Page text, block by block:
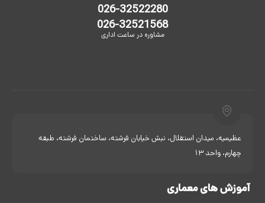
026-32522280
026-32521568
مشاوره در ساعت اداری
عظیمیه، میدان استقلال، نبش خیابان فرشته، ساختمان فرشته، طبقه
چهارم، واحد 13
آموزش های معماری